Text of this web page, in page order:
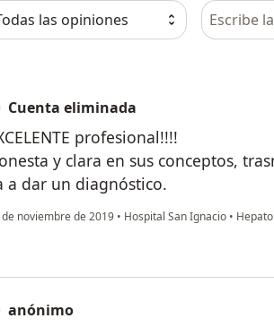
Busca en
Cuenta eliminada
profesional!!!!
y clara en sus conceptos,
a dar un diagnóstico.
noviembre de 2019 • Hospital San Ignacio •
anónimo